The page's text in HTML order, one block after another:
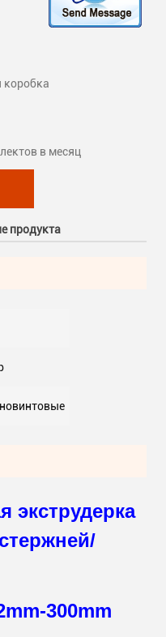
коробка
в месяц
продукта
экструдерка
300mm